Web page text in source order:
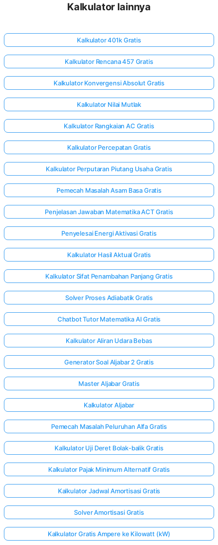
Kalkulator lainnya
Kalkulator 401k Gratis
Kalkulator Rencana 457 Gratis
Kalkulator Konvergensi Absolut Gratis
Kalkulator Nilai Mutlak
Kalkulator Rangkaian AC Gratis
Kalkulator Percepatan Gratis
Kalkulator Perputaran Piutang Usaha Gratis
Pemecah Masalah Asam Basa Gratis
Penjelasan Jawaban Matematika ACT Gratis
Penyelesai Energi Aktivasi Gratis
Kalkulator Hasil Aktual Gratis
Kalkulator Sifat Penambahan Panjang Gratis
Solver Proses Adiabatik Gratis
Chatbot Tutor Matematika AI Gratis
Kalkulator Aliran Udara Bebas
Generator Soal Aljabar 2 Gratis
Master Aljabar Gratis
Kalkulator Aljabar
Pemecah Masalah Peluruhan Alfa Gratis
Kalkulator Uji Deret Bolak-balik Gratis
Kalkulator Pajak Minimum Alternatif Gratis
Kalkulator Jadwal Amortisasi Gratis
Solver Amortisasi Gratis
Kalkulator Gratis Ampere ke Kilowatt (kW)